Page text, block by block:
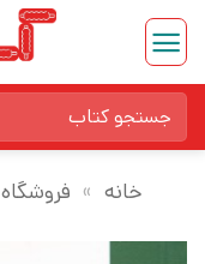
Skip
content
برای:
خانه » فروشگاه